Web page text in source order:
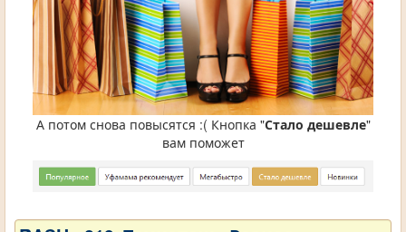
А потом снова повысятся :( Кнопка "Стало дешевле"
вам поможет